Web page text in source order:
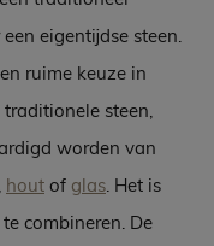
eigentijdse steen.
ruime keuze in
steen,
worden van
hout of glas. Het is
combineren. De